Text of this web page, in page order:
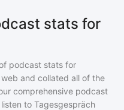
stats for
podcast stats for
and collated all of the
comprehensive podcast
to Tagesgespräch